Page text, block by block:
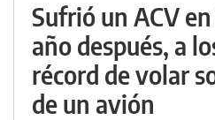
Sufrió un ACV
año después, a
récord de volar
de un avión